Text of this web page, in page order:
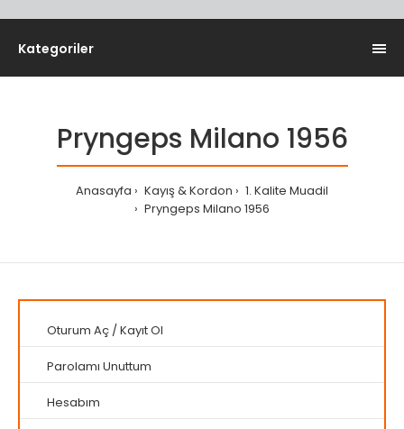
Kategoriler
Pryngeps Milano 1956
Anasayfa Kayış & Kordon
1. Kalite Muadil
Pryngeps Milano 1956
Oturum Aç /Kayıt Ol
Parolamı Unuttum
Hesabım